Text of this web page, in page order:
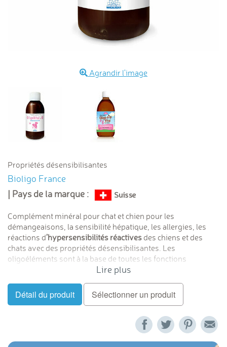
Agrandir l'image
Propriétés désensibilisantes
Bioligo France
| Pays de la marque :
Complément minéral pour chat et chien pour les
démangeaisons, la sensibilité hépatique, les allergies, les
réactions d’hypersensibilités réactives des chiens et des
chats avec des propriétés désensibilisantes. Les
oligoéléments sont à la base de toutes les fonctions
biologiques et sont indispensables à la vie. Lorsque
moins bien, il est logique avec la vie, d’utiliser, ce qui
naturellement active ses métabolismes : les oligoéléments.
rétablir les fonctions déficientes de l’organisme.
Lire plus
Détail du produit Sélectionner un produit